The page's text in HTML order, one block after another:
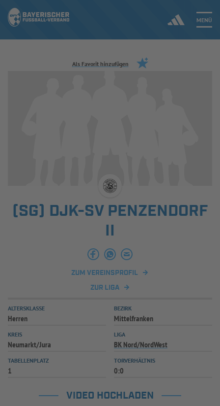
MENÜ
Jetzt einloggen
Als Favorit hinzufügen
(SG) DJK-SV PENZENDORF
II
ZUM VEREINSPROFIL
ZUR LIGA
ALTERSKLASSE
Herren
BEZIRK
Mittelfranken
KREIS
Neumarkt/Jura
LIGA
BK Nord/NordWest
TABELLENPLATZ
1
TORVERHÄLTNIS
0:0
VIDEO HOCHLADEN